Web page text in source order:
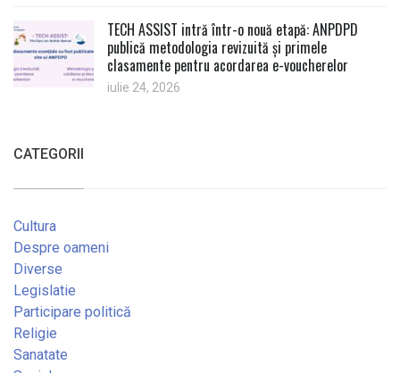
TECH ASSIST intră într-o nouă etapă: ANPDPD
publică metodologia revizuită și primele
clasamente pentru acordarea e-voucherelor
iulie 24, 2026
CATEGORII
Cultura
Despre oameni
Diverse
Legislatie
Participare politică
Religie
Sanatate